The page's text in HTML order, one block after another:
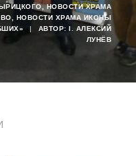
,НОВОСТИ ХРАМА
НОВОСТИ ХРАМА ИКОНЫ
| АВТОР: I. АЛЕКСИЙ
ЛУНЁВ